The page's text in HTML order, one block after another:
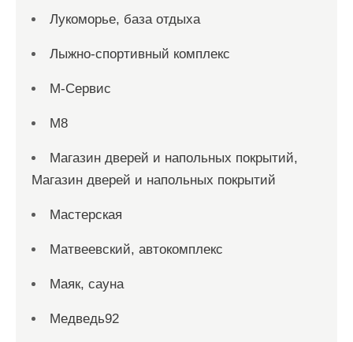
Лукоморье, база отдыха
Лыжно-спортивный комплекс
М-Сервис
М8
Магазин дверей и напольных покрытий,
Магазин дверей и напольных покрытий
Мастерская
Матвеевский, автокомплекс
Маяк, сауна
Медведь92